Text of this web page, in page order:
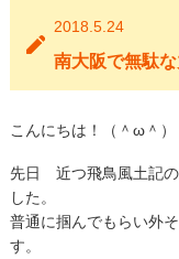
2018.5.24
南大阪で無駄
こんにちは！（＾ω＾）
先日 近つ飛鳥風土記の
した。
普通に掴んでもらい外
す。